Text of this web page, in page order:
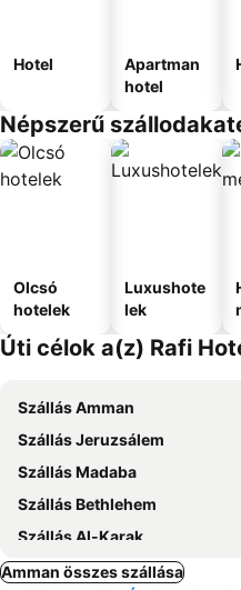
Hotel
Apartman
hotel
Népszerű
Olcsó
hotelek
Luxushote
lek
Úti célok a(z) Rafi
Szállás Amman
Szállás Jeruzsálem
Szállás Madaba
Szállás Bethlehem
Szállás Al-Karak
Amman összes szállása